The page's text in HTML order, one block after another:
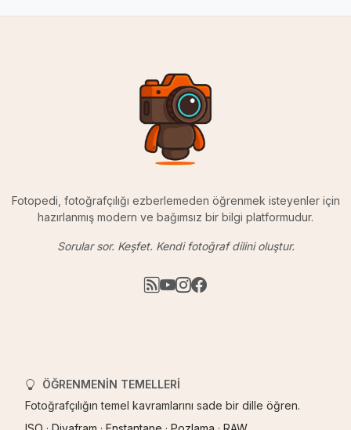
Fotopedi, fotoğrafçılığı ezberlemeden öğrenmek isteyenler için
hazırlanmış modern ve bağımsız bir bilgi platformudur.
Sorular sor. Keşfet. Kendi fotoğraf dilini oluştur.
ÖĞRENMENIN TEMELLERI
Fotoğrafçılığın temel kavramlarını sade bir dille öğren.